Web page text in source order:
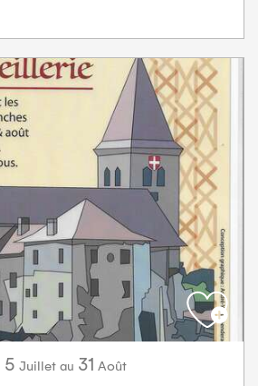
5 Juillet au 31 Août